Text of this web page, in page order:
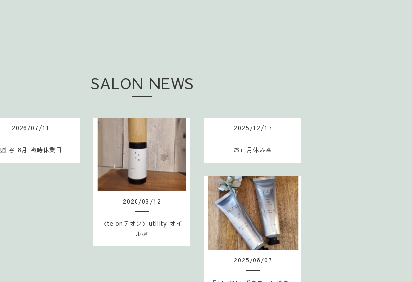
SALON NEWS
2026/07/11
🆙 🍧 8月 臨時休業日
2026/03 /12
〈te,onテオン〉utility オイ
ル🌿
2025/12/17
お正月休み🎍
2025/08/07